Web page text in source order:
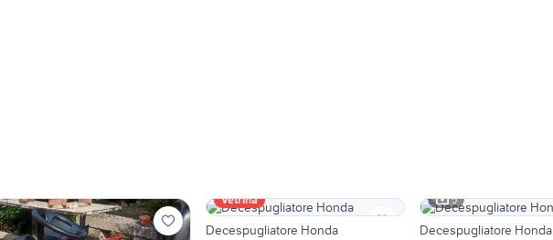
Vetrina
Decespugliatore Honda
5
Decespugliatore Honda